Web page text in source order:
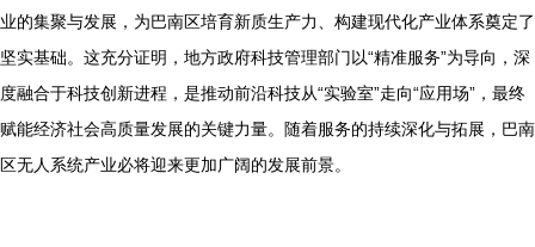
业的集聚与发展，为巴南区培育新质生产力、构建现代化产业体系奠定了
坚实基础。这充分证明，地方政府科技管理部门以“精准服务”为导向，深
度融合于科技创新进程，是推动前沿科技从“实验室”走向“应用场”，最终
赋能经济社会高质量发展的关键力量。随着服务的持续深化与拓展，巴南
区无人系统产业必将迎来更加广阔的发展前景。